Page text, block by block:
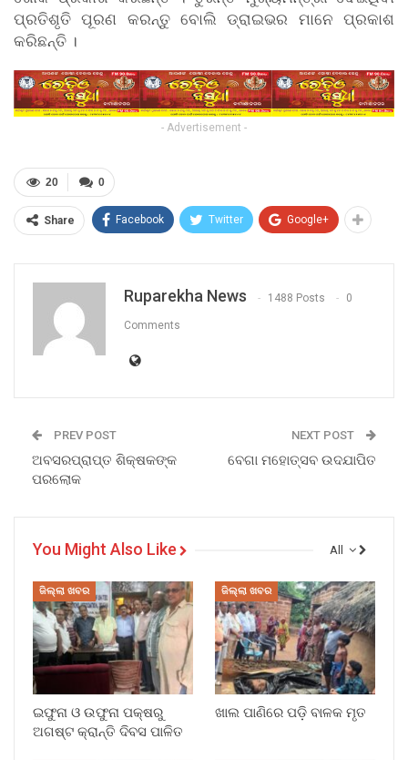
ପ୍ରତିଶୃତି ପୂରଣ କରନ୍ତୁ ବୋଲି ଡ୍ରାଇଭର ମାନେ ପ୍ରକାଶ
କରିଛନ୍ତି ।
- Advertisement -
0
20
Share Facebook Twitter Google+
Ruparekha News 1488 Posts 0
Comments
PREV POST
ଅବସରପ୍ରାପ୍ତ ଶିକ୍ଷକଙ୍କ
ପରଲୋକ
NEXT POST
ବେଗା ମହୋତ୍ସବ ଉଦଯାପିତ
All
You Might Also Like
ଜିଲ୍ଲା ଖବର
ଇଫୁନା ଓ ଉଫୁନା ପକ୍ଷରୁ
ଅଗଷ୍ଟ କ୍ରାନ୍ତି ଦିବସ ପାଳିତ
ଜିଲ୍ଲା ଖବର
ଖାଲ ପାଣିରେ ପଡ଼ି ବାଳକ ମୃତ